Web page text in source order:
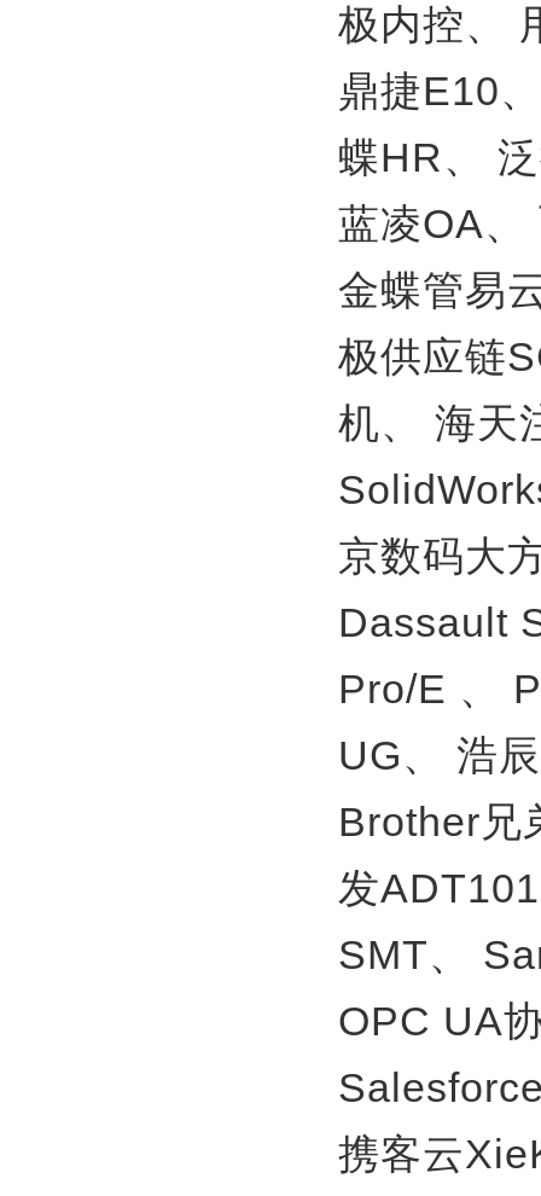
极内控、
鼎捷E10、
蝶HR、
蓝凌OA、
金蝶管易
极供应链
机、
海天
京数码大
Dassault
Pro/E 、
UG、
浩
Brother兄
发
SMT、
OPC UA
携客云